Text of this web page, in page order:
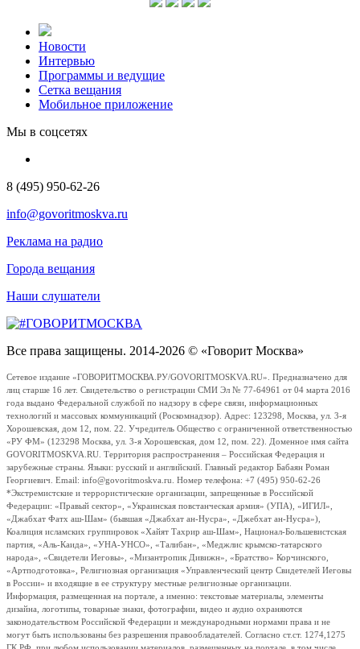
Новости
Интервью
Программы и ведущие
Сетка вещания
Мобильное приложение
Мы в соцсетях
8 (495) 950-62-26
info@govoritmoskva.ru
Реклама на радио
Города вещания
Наши слушатели
Все права защищены. 2014-2026 © «Говорит Москва»
Сетевое издание «ГОВОРИТМОСКВА.РУ/GOVORITMOSKVA.RU». Предназначено для
лиц старше 16 лет. Свидетельство о регистрации СМИ Эл № 77-64961 от 04 марта 2016
года выдано Федеральной службой по надзору в сфере связи, информационных
технологий и массовых коммуникаций (Роскомнадзор). Адрес: 123298, Москва, ул. 3-я
Хорошевская, дом 12, пом. 22. Учредитель Общество с ограниченной ответственностью
«РУ ФМ» (123298 Москва, ул. 3-я Хорошевская, дом 12, пом. 22). Доменное имя сайта
GOVORITMOSKVA.RU. Территория распространения – Российская Федерация и
зарубежные страны. Языки: русский и английский. Главный редактор Бабаян Роман
Георгиевич. Email: info@govoritmoskva.ru. Номер телефона: +7 (495) 950-62-26
*Экстремистские и террористические организации, запрещенные в Российской
Федерации: «Правый сектор», «Украинская повстанческая армия» (УПА), «ИГИЛ»,
«Джабхат Фатх аш-Шам» (бывшая «Джабхат ан-Нусра», «Джебхат ан-Нусра»),
Коалиция исламских группировок «Хайят Тахрир аш-Шам», Национал-Большевистская
партия, «Аль-Каида», «УНА-УНСО», «Талибан», «Меджлис крымско-татарского
народа», «Свидетели Иеговы», «Мизантропик Дивижн», «Братство» Корчинского,
«Артподготовка», Религиозная организация «Управленческий центр Свидетелей Иеговы
в России» и входящие в ее структуру местные религиозные организации.
Информация, размещенная на портале, а именно: текстовые материалы, элементы
дизайна, логотипы, товарные знаки, фотографии, видео и аудио охраняются
законодательством Российской Федерации и международными нормами права и не
могут быть использованы без разрешения правообладателей. Согласно ст.ст. 1274,1275